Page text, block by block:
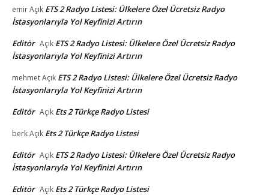
emirAçık ETS 2 Radyo Listesi: Ülkelere Özel Ücretsiz Radyo
İstasyonlarıyla Yol Keyfinizi Artırın
Editör Açık ETS 2 Radyo Listesi: Ülkelere Özel Ücretsiz Radyo
İstasyonlarıyla Yol Keyfinizi Artırın
mehmetAçık ETS 2 Radyo Listesi: Ülkelere Özel Ücretsiz Radyo
İstasyonlarıyla Yol Keyfinizi Artırın
Editör Açık Ets 2 Türkçe Radyo Listesi
berkAçık Ets 2 Türkçe Radyo Listesi
Editör Açık ETS 2 Radyo Listesi: Ülkelere Özel Ücretsiz Radyo
İstasyonlarıyla Yol Keyfinizi Artırın
Editör Açık Ets 2 Türkçe Radyo Listesi